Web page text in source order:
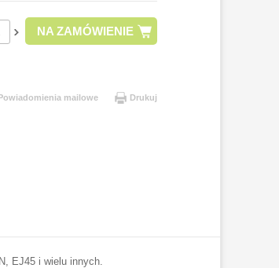
NA ZAMÓWIENIE
mailowe Drukuj
EJ45 i wielu innych.